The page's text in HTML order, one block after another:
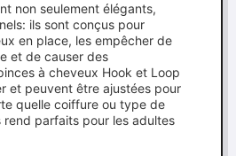
non seulement élégants,
ils sont conçus pour
en place, les empêcher de
et de causer des
à cheveux Hook et Loop
et peuvent être ajustées pour
quelle coiffure ou type de
parfaits pour les adultes